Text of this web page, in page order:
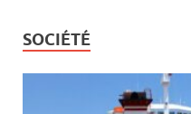
SOCIÉTÉ